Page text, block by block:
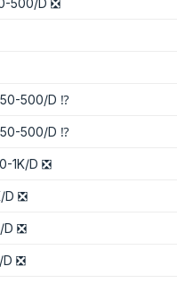
500/D ❎
500/D ⁉️
500/D ⁉️
1K/D ❎
❎
❎
❎